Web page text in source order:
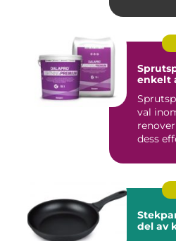
enkelt
val
dess
del av